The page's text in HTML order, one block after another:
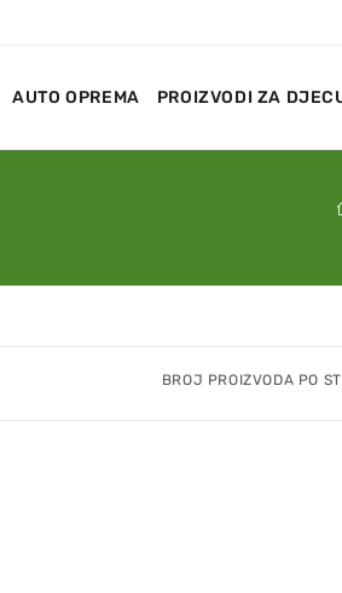
AUTO OPREMA PROIZVODI ZA
BROJ PROIZVODA PO